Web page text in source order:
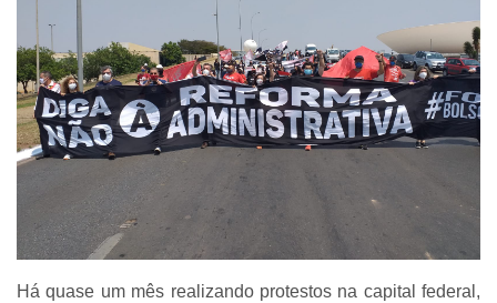
Há quase um mês realizando protestos na capital federal,